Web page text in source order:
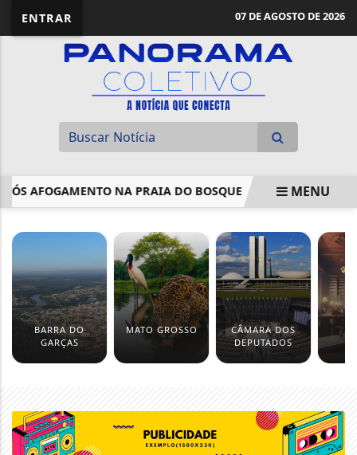
ENTRAR 07 DE AGOSTO DE 2026
AFOGAMENTO NA PRAIA DO BOSQUE PETROBRAS
MENU
BARRA DO
GARÇAS
MATO GROSSO
CÂMARA DOS
DEPUTADOS